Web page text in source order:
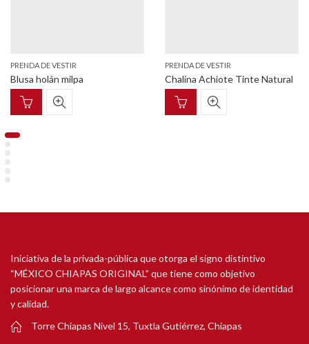
PRENDA DE VESTIR
Blusa holán milpa
PRENDA DE VESTIR
Chalina Achiote Tinte Natural
Iniciativa de la privada-pública que otorga el signo distintivo
“MÉXICO CHIAPAS ORIGINAL” que tiene como objetivo
posicionar una marca de largo alcance como sinónimo de identidad
y calidad.
Torre Chiapas Nivel 15, Tuxtla Gutiérrez, Chiapas